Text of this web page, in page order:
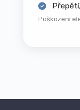
Náraz
Pád
Poškození